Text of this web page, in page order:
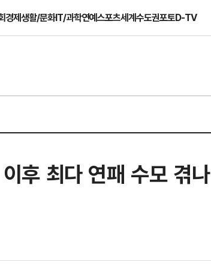
경제생활/문화IT/과학연예스포츠세계수도권포토D-TV
후 최다 연패 수모 겪나